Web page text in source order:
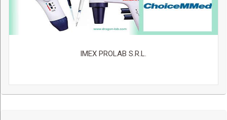
IMEX PROLAB S.R.L.